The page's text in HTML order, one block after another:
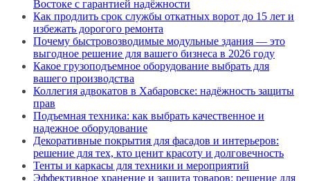
Востоке с гарантией надёжности
Как продлить срок службы откатных ворот до 15 лет и
избежать дорогого ремонта
Почему быстровозводимые модульные здания — это
выгодное решение для вашего бизнеса в 2026 году
Какое грузоподъемное оборудование выбрать для
вашего производства
Коллегия адвокатов в Хабаровске: надёжность защиты
прав
Подъемная техника: как выбрать качественное и
надежное оборудование
Декоративные покрытия для фасадов и интерьеров:
решение для тех, кто ценит красоту и долговечность
Тенты и каркасы для техники и мероприятий
Эффективное хранение и защита товаров: решение для